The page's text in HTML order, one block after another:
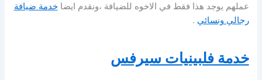
عملهم يوجد هذا فقط في الاخوه للضيافة ،ونقدم ايضاخدمة ضيافة
رجالي ونسائي .
خدمة فلبينيات سيرفس